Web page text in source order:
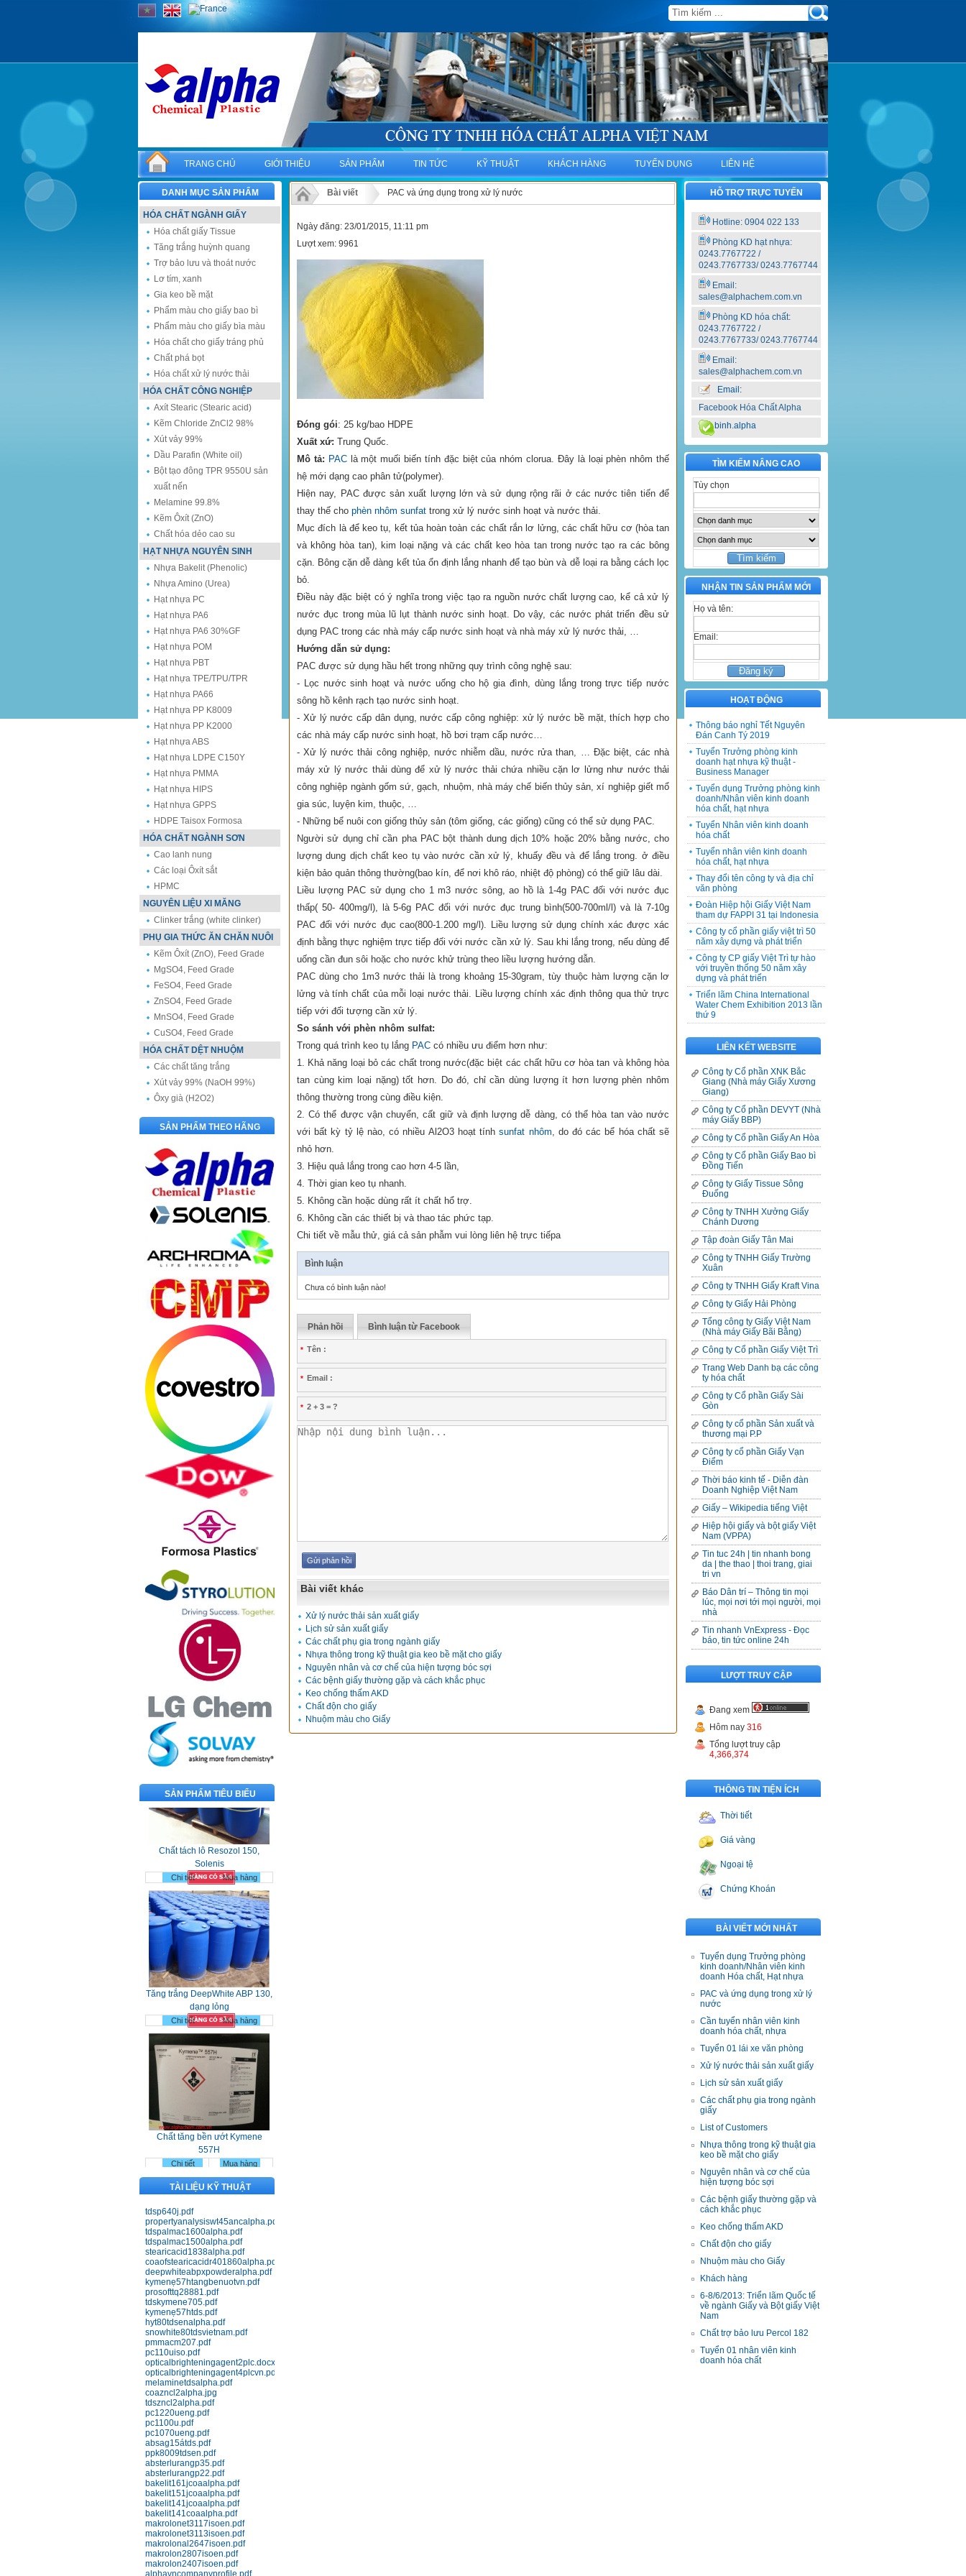
TRANG CHỦ GIỚI THIỆU SẢN PHẨM TIN TỨC KỸ THUẬT KHÁCH HÀNG TUYỂN DỤNG LIÊN HỆ
DANH MỤC SẢN PHẨM
HÓA CHẤT NGÀNH GIẤY
Hóa chất giấy Tissue
Tăng trắng huỳnh quang
Trợ bảo lưu và thoát nước
Lơ tím, xanh
Gia keo bề mặt
Phẩm màu cho giấy bao bì
Phẩm màu cho giấy bìa màu
Hóa chất cho giấy tráng phủ
Chất phá bọt
Hóa chất xử lý nước thải
HÓA CHẤT CÔNG NGHIỆP
Axít Stearic (Stearic acid)
Kẽm Chloride ZnCl2 98%
Xút vảy 99%
Dầu Parafin (White oil)
Bột tạo đông TPR 9550U sản
xuất nến
Melamine 99.8%
Kẽm Ôxít (ZnO)
Chất hóa dẻo cao su
HẠT NHỰA NGUYÊN SINH
Nhựa Bakelit (Phenolic)
Nhựa Amino (Urea)
Hạt nhựa PC
Hạt nhựa PA6
Hạt nhựa PA6 30%GF
Hạt nhựa POM
Hạt nhựa PBT
Hạt nhựa TPE/TPU/TPR
Hạt nhựa PA66
Hạt nhựa PP K8009
Hạt nhựa PP K2000
Hạt nhựa ABS
Hạt nhựa LDPE C150Y
Hạt nhựa PMMA
Hạt nhựa HIPS
Hạt nhựa GPPS
HDPE Taisox Formosa
HÓA CHẤT NGÀNH SƠN
Cao lanh nung
Các loại Ôxít sắt
HPMC
NGUYÊN LIỆU XI MĂNG
Clinker trắng (white clinker)
PHỤ GIA THỨC ĂN CHĂN NUÔI
Kẽm Ôxít (ZnO), Feed Grade
MgSO4, Feed Grade
FeSO4, Feed Grade
ZnSO4, Feed Grade
MnSO4, Feed Grade
CuSO4, Feed Grade
HÓA CHẤT DỆT NHUỘM
Các chất tăng trắng
Xút vảy 99% (NaOH 99%)
Ôxy già (H2O2)
SẢN PHẨM THEO HÃNG
SẢN PHẨM TIÊU BIỂU
Chất tách lô Resozol 150,
Solenis
Chi tiết Mua hàng
Tăng trắng DeepWhite ABP 130,
dạng lỏng
Chi tiết Mua hàng
Chất tăng bền ướt Kymene
557H
Chi tiết Mua hàng
Nhựa Bakelit 141; 141J black;
151J black; 151J red
Chi tiết Mua hàng
Nhựa Phenolic 141 (Bakelit) ép
đứng
Chi tiết
Nhựa Phenolic 141J (Bakelit) ép
phun
Chi tiết Mua hàng
TÀI LIỆU KỸ THUẬT
tdsp640j.pdf
propertyanalysiswt45ancalpha.pdf
tdspalmac1600alpha.pdf
tdspalmac1500alpha.pdf
stearicacid1838alpha.pdf
coaofstearicacidr401860alpha.pdf
deepwhiteabpxpowderalpha.pdf
kymenẹ57htangbenuotvn.pdf
prosofttq28881.pdf
tdskymene705.pdf
kymenẹ57htds.pdf
hyt80tdsenalpha.pdf
snowhite80tdsvietnam.pdf
pmmacm207.pdf
pc110uiso.pdf
opticalbrighteningagent2plc.docx
opticalbrighteningagent4plcvn.pdf
melaminetdsalpha.pdf
coazncl2alpha.jpg
tdszncl2alpha.pdf
pc1220ueng.pdf
pc1100u.pdf
pc1070ueng.pdf
absag15átds.pdf
ppk8009tdsen.pdf
absterlurangp35.pdf
absterlurangp22.pdf
bakelit161jcoaalpha.pdf
bakelit151jcoaalpha.pdf
bakelit141jcoaalpha.pdf
bakelit141coaalpha.pdf
makrolonet3117isoen.pdf
makrolonet3113isoen.pdf
makrolonal2647isoen.pdf
makrolon2807isoen.pdf
makrolon2407isoen.pdf
alphavncompanyprofile.pdf
Bài viết PAC và ứng dụng trong xử lý nước
Ngày đăng: 23/01/2015, 11:11 pm
Lượt xem: 9961
Đóng gói: 25 kg/bao HDPE
Xuất xứ: Trung Quốc.
Mô tả: PAClà một muối biến tính đặc biệt của nhóm clorua. Đây là loại phèn nhôm thế
hệ mới dạng cao phân tử(polymer).
Hiện nay, PAC được sản xuất lượng lớn và sử dụng rộng rãi ở các nước tiên tiến để
thay thế cho phèn nhôm sunfat trong xử lý nước sinh hoạt và nước thải.
Mục đích là để keo tụ, kết tủa hoàn toàn các chất rắn lơ lửng, các chất hữu cơ (hòa tan
và không hòa tan), kim loại nặng và các chất keo hòa tan trong nước tạo ra các bông
cặn. Bông cặn dễ dàng kết tủa ổn định lắng nhanh để tạo bùn và dễ loại ra bằng cách lọc
bỏ.
Điều này đặc biệt có ý nghĩa trong việc tạo ra nguồn nước chất lượng cao, kể cả xử lý
nước đục trong mùa lũ lụt thành nước sinh hoạt. Do vậy, các nước phát triển đều sử
dụng PAC trong các nhà máy cấp nước sinh hoạt và nhà máy xử lý nước thải, …
Hướng dẫn sử dụng:
PAC được sử dụng hầu hết trong những quy trình công nghệ sau:
- Lọc nước sinh hoạt và nước uống cho hộ gia đình, dùng lắng trong trực tiếp nước
sông hồ kênh rạch tạo nước sinh hoạt.
- Xử lý nước cấp dân dụng, nước cấp công nghiệp: xử lý nước bề mặt, thích hợp cho
các nhà máy cấp nước sinh hoạt, hồ bơi trạm cấp nước…
- Xử lý nước thải công nghiệp, nước nhiễm dầu, nước rửa than, … Đặc biệt, các nhà
máy xử lý nước thải dùng để xử lý nước thải chứa nhiều cặn lơ lửng như nước thải
công nghiệp ngành gốm sứ, gạch, nhuộm, nhà máy chế biến thủy sản, xí nghiệp giết mổ
gia súc, luyện kim, thuộc, …
- Những bể nuôi con giống thủy sản (tôm giống, các giống) cũng có thể sử dụng PAC.
Người sử dụng chỉ cần pha PAC bột thành dung dịch 10% hoặc 20% bằng nước, cho
lượng dung dịch chất keo tụ vào nước cần xử lý, khuấy đều và để lắng trong. ở điều
kiện bảo quản thông thường(bao kín, để nơi khô ráo, nhiệt độ phòng) có thể giữ lâu dài.
Liều lượng PAC sử dụng cho 1 m3 nước sông, ao hồ là 1-4g PAC đối với nước đục
thấp( 50- 400mg/l), là 5-6g PAC đối với nước đục trung bình(500-700ml/l) và là 7-10g
PAC đối với nước đục cao(800-1.200 mg/l). Liều lượng sử dụng chính xác được xác
định bằng thực nghiệm trực tiếp đối với nước cần xử lý. Sau khi lắng trong, nếu dùng để
uống cần đun sôi hoặc cho nước khử trùng theo liều lượng hướng dẫn.
PAC dùng cho 1m3 nước thải là trong khoảng 15-30gram, tùy thuộc hàm lượng cặn lơ
lửng và tính chất của mỗi loại nước thải. Liều lượng chính xác định thông qua thử trực
tiếp với đối tượng cần xử lý.
So sánh với phèn nhôm sulfat:
Trong quá trình keo tụ lắng PAC có nhiều ưu điểm hơn như:
1. Khả năng loại bỏ các chất trong nước(đặc biệt các chất hữu cơ hòa tan và không hòa
tan cùng kim loại nặng) tốt hơn. Do đó, chỉ cần dùng lượng ít hơn lượng phèn nhôm
thông thường trong cùng điều kiện.
2. Có thể được vận chuyển, cất giữ và định lượng dễ dàng, có thể hòa tan vào nước
với bất kỳ tỷ lệ nào, có nhiều Al2O3 hoạt tínhsunfat nhôm, do đó các bể hóa chất sẽ
nhỏ hơn.
3. Hiệu quả lắng trong cao hơn 4-5 lần,
4. Thời gian keo tụ nhanh.
5. Không cần hoặc dùng rất ít chất hổ trợ.
6. Không cần các thiết bị và thao tác phức tạp.
Chi tiết về mẫu thử, giá cả sản phẫm vui lòng liên hệ trực tiếpa
Bình luận
Chưa có bình luận nào!
Phản hồi Bình luận từ Facebook
* Tên :
* Email :
* 2 + 3 = ?
Bài viết khác
Xử lý nước thải sản xuất giấy
Lịch sử sản xuất giấy
Các chất phụ gia trong ngành giấy
Nhựa thông trong kỹ thuật gia keo bề mặt cho giấy
Nguyên nhân và cơ chế của hiện tượng bóc sợi
Các bệnh giấy thường gặp và cách khắc phục
Keo chống thấm AKD
Chất độn cho giấy
Nhuộm màu cho Giấy
HỖ TRỢ TRỰC TUYẾN
Hotline: 0904 022 133
Phòng KD hạt nhựa:
0243.7767722 /
0243.7767733/ 0243.7767744
Email:
sales@alphachem.com.vn
Phòng KD hóa chất:
0243.7767722 /
0243.7767733/ 0243.7767744
Email:
sales@alphachem.com.vn
Email:
Facebook Hóa Chất Alpha
binh.alpha
TÌM KIẾM NÂNG CAO
Tùy chọn
NHẬN TIN SẢN PHẨM MỚI
Họ và tên:
Email:
HOẠT ĐỘNG
Thông báo nghỉ Tết Nguyên
Đán Canh Tý 2019
Tuyển Trưởng phòng kinh
doanh hạt nhựa kỹ thuật -
Business Manager
Tuyển dụng Trưởng phòng kinh
doanh/Nhân viên kinh doanh
hóa chất, hạt nhựa
Tuyển Nhân viên kinh doanh
hóa chất
Tuyển nhân viên kinh doanh
hóa chất, hạt nhựa
Thay đổi tên công ty và địa chỉ
văn phòng
Đoàn Hiệp hội Giấy Việt Nam
tham dự FAPPI 31 tại Indonesia
Công ty cổ phần giấy việt trì 50
năm xây dựng và phát triển
Công ty CP giấy Việt Trì tự hào
với truyền thống 50 năm xây
dựng và phát triển
Triển lãm China International
Water Chem Exhibition 2013 lần
thứ 9
LIÊN KẾT WEBSITE
Công ty Cổ phần XNK Bắc
Giang (Nhà máy Giấy Xương
Giang)
Công ty Cổ phần DEVYT (Nhà
máy Giấy BBP)
Công ty Cổ phần Giấy An Hòa
Công ty Cổ phần Giấy Bao bì
Đồng Tiến
Công ty Giấy Tissue Sông
Đuống
Công ty TNHH Xưởng Giấy
Chánh Dương
Tập đoàn Giấy Tân Mai
Công ty TNHH Giấy Trường
Xuân
Công ty TNHH Giấy Kraft Vina
Công ty Giấy Hải Phòng
Tổng công ty Giấy Việt Nam
(Nhà máy Giấy Bãi Bằng)
Công ty Cổ phần Giấy Việt Trì
Trang Web Danh bạ các công
ty hóa chất
Công ty Cổ phần Giấy Sài
Gòn
Công ty cổ phần Sản xuất và
thương mại P.P
Công ty cổ phần Giấy Vạn
Điểm
Thời báo kinh tế - Diễn đàn
Doanh Nghiệp Việt Nam
Giấy – Wikipedia tiếng Việt
Hiệp hội giấy và bột giấy Việt
Nam (VPPA)
Tin tuc 24h | tin nhanh bong
da | the thao | thoi trang, giai
tri vn
Báo Dân trí – Thông tin mọi
lúc, mọi nơi tới mọi người, mọi
nhà
Tin nhanh VnExpress - Đọc
báo, tin tức online 24h
LƯỢT TRUY CẬP
Đang xem
Hôm nay 316
Tổng lượt truy cập
4,366,374
THÔNG TIN TIỆN ÍCH
Thời tiết
Giá vàng
Ngoại tệ
Chứng Khoán
BÀI VIẾT MỚI NHẤT
Tuyển dụng Trưởng phòng
kinh doanh/Nhân viên kinh
doanh Hóa chất, Hạt nhựa
PAC và ứng dụng trong xử lý
nước
Cần tuyển nhân viên kinh
doanh hóa chất, nhựa
Tuyển 01 lái xe văn phòng
Xử lý nước thải sản xuất giấy
Lịch sử sản xuất giấy
Các chất phụ gia trong ngành
giấy
List of Customers
Nhựa thông trong kỹ thuật gia
keo bề mặt cho giấy
Nguyên nhân và cơ chế của
hiện tượng bóc sợi
Các bệnh giấy thường gặp và
cách khắc phục
Keo chống thấm AKD
Chất độn cho giấy
Nhuộm màu cho Giấy
Khách hàng
6-8/6/2013: Triển lãm Quốc tế
về ngành Giấy và Bột giấy Việt
Nam
Chất trợ bảo lưu Percol 182
Tuyển 01 nhân viên kinh
doanh hóa chất